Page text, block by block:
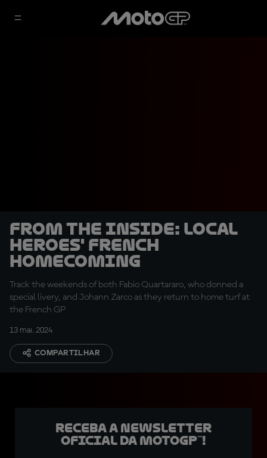
From the Inside: Local
heroes' French
homecoming
Track the weekends of both Fabio Quartararo, who donned a
special livery, and Johann Zarco as they return to home turf at
the French GP
13 mai. 2024
COMPARTILHAR
Receba a newsletter
oficial da MotoGP™!